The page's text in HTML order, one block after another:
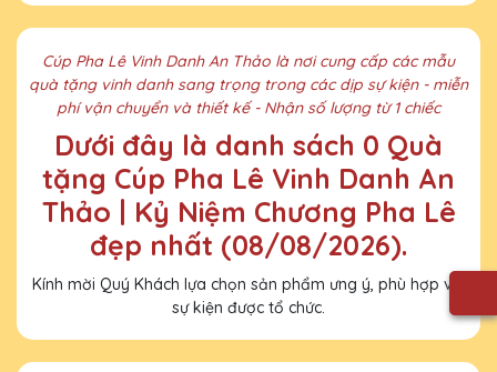
Cúp Pha Lê Vinh Danh An Thảo là nơi cung cấp các mẫu
quà tặng vinh danh sang trọng trong các dịp sự kiện - miễn
phí vận chuyển và thiết kế - Nhận số lượng từ 1 chiếc
Dưới đây là danh sách 0 Quà
tặng Cúp Pha Lê Vinh Danh An
Thảo | Kỷ Niệm Chương Pha Lê
đẹp nhất (08/08/2026).
Kính mời Quý Khách lựa chọn sản phẩm ưng ý, phù hợp với
sự kiện được tổ chức.